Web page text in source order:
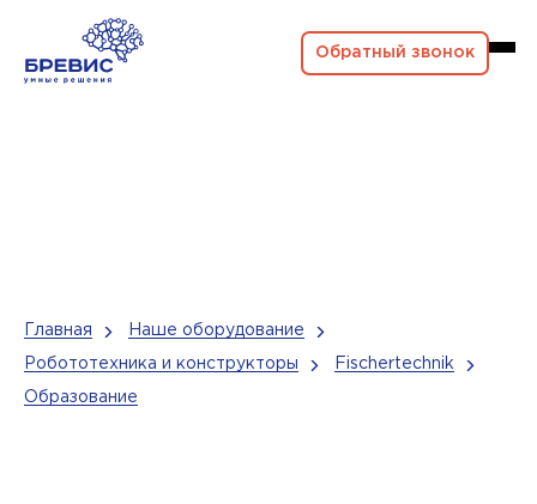
Обратный звонок
Главная Наше оборудование
Робототехника и конструкторы Fischertechnik
Образование